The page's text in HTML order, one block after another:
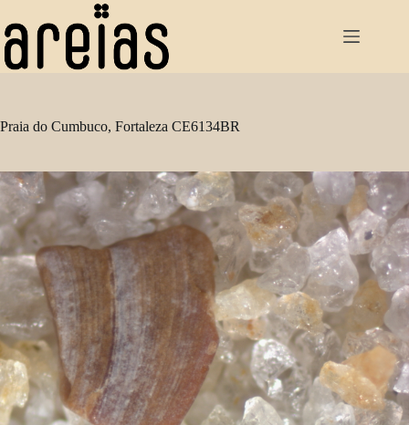
para
o
conteúdo
Praia do Cumbuco, Fortaleza CE6134BR